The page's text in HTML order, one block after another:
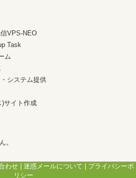
VPS-NEO
Task
ム
システム提供
)サイト作成
。
わせ | 迷惑メールについて | プライバシーポ
リシー